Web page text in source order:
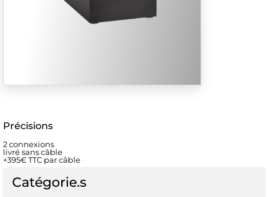
Précisions
2 connexions
livré sans câble
+395€ TTC par câble
Catégorie.s